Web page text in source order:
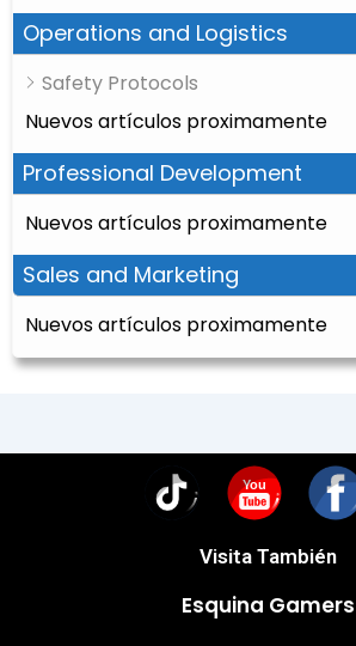
Operations and Logistics
Safety Protocols
Nuevos artículos proximamente
Professional Development
Nuevos artículos proximamente
Sales and Marketing
Nuevos artículos proximamente
You
Visita También
Esquina Gamers